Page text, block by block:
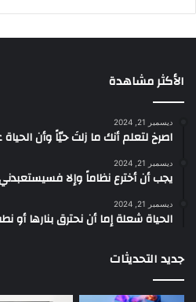
الأكثر مشاهدة
ديسمبر 21, 2024
‫اصرخ لتعلم أنك ما زلتَ حيّاً وأن
ديسمبر 21, 2024
يجب أن أخترع نظاماً وإلا
ديسمبر 21, 2024
الحياة شعلة إما أن نحترق بنارها
جديد التحديثات